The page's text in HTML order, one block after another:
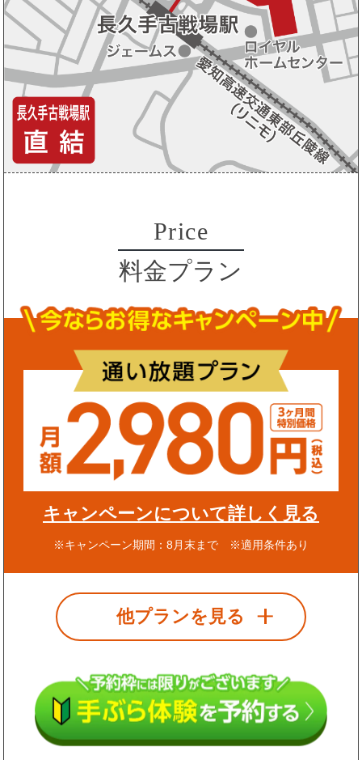
Price
料金プラン
キャンペーンについて詳しく見る
※キャンペーン期間：8月末まで ※適用条件あり
他プランを見る